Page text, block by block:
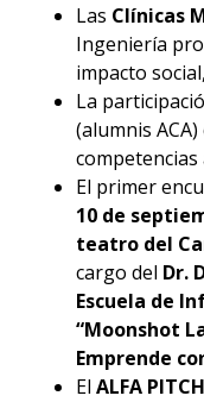
Las Clínicas
Ingeniería
impacto
La
(alumnis
competencias
El primer
10 de
teatro del
cargo del Dr.
Escuela de
“Moonshot
Emprende
El ALFA